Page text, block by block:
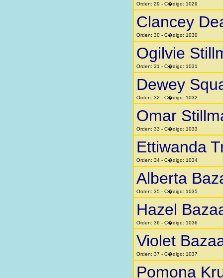
Orden: 29 - C�digo: 1029
Clancey
Orden: 30 - C�digo: 1030
Ogilvie
Orden: 31 - C�digo: 1031
Dewey
Orden: 32 - C�digo: 1032
Omar
Orden: 33 - C�digo: 1033
Ettiwanda
Orden: 34 - C�digo: 1034
Alberta
Orden: 35 - C�digo: 1035
Hazel
Orden: 36 - C�digo: 1036
Violet
Orden: 37 - C�digo: 1037
Pomona